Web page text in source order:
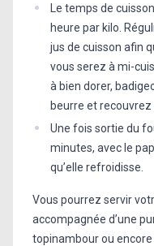
Le temps de
heure par kilo.
jus de cuisson afin
vous serez à mi-
à bien dorer,
beurre et recouvrez
Une fois sortie du
minutes, avec le
qu’elle refroidisse.
Vous pourrez servir
accompagnée d’une
topinambour ou